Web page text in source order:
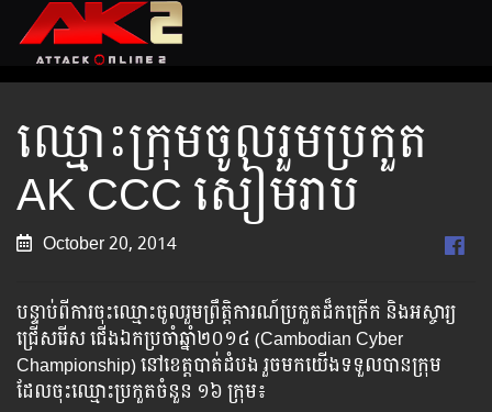
ឈ្មោះ​ក្រុម​​ចូល​រួម​ប្រកួត
AK CCC សៀមរាប
October 20, 2014
បន្ទាប់ពីការចុះឈ្មោះចូលរួមព្រឹត្តិការណ៍​ប្រកួត​ដ៏កក្រើក​ និង​​អស្ចារ្យ​​
ជ្រើស​រើស​ ជើងឯក​ប្រចាំ​ឆ្នាំ​២០១៤​ ​(Cambodian Cyber
Championship) នៅខេត្តបាត់ដំបង រួចមកយើង​ទទួល​បាន​ក្រុម​​
ដែល​​ចុះឈ្មោះប្រកួតចំនួន ១៦ ក្រុម៖